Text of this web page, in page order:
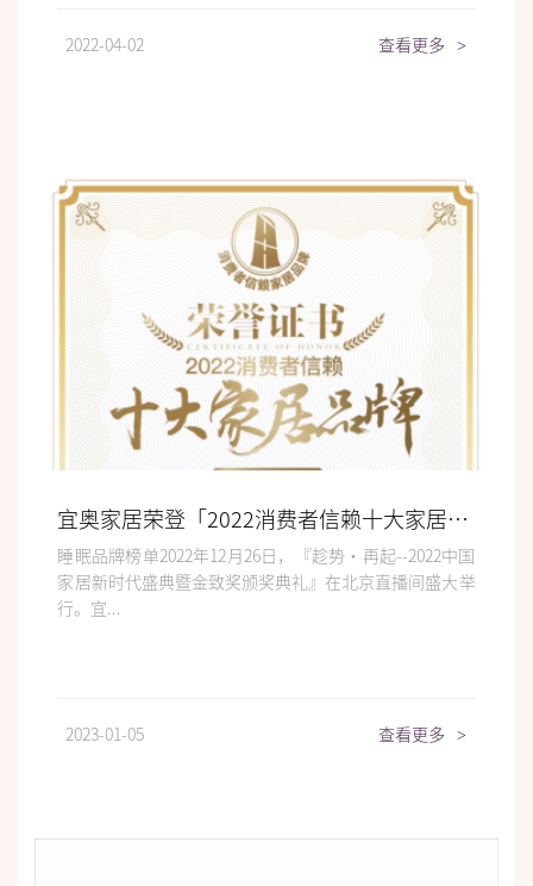
2022-04-02 查看更多 >
宜奥家居荣登「2022消费者信赖十大家居品牌」
睡眠品牌榜单2022年12月26日，『趁势·再起--2022中国
家居新时代盛典暨金致奖颁奖典礼』在北京直播间盛大举
行。宜...
2023-01-05 查看更多 >